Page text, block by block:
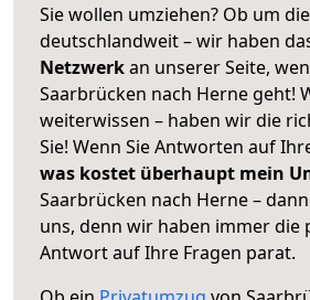
Sie wollen umziehen? Ob um
deutschlandweit – wir haben
Netzwerkan unserer Seite,
Saarbrücken nach Herne geht!
weiterwissen – haben wir die
Sie! Wenn Sie Antworten auf
was kostet überhaupt mein
Saarbrücken nach Herne –
uns, denn wir haben immer die
Antwort auf Ihre Fragen parat.